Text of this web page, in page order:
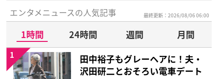
エンタメニュースの人気記事 最終更新：2026/08/06 06:00
1時間 24時間 週間
月間
田中裕子もグレーヘアに！夫・
沢田研二とおそろい電車デート
1